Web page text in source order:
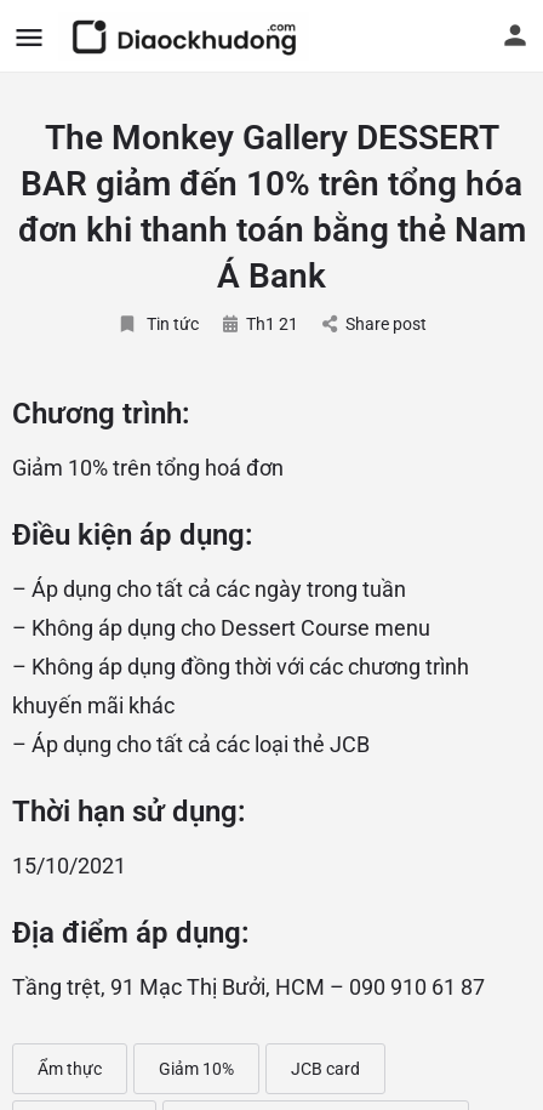
The Monkey Gallery DESSERT
BAR giảm đến 10% trên tổng hóa
đơn khi thanh toán bằng thẻ Nam
Á Bank
Tin tức Th1 21 Share post
Chương trình:
Giảm 10% trên tổng hoá đơn
Điều kiện áp dụng:
– Áp dụng cho tất cả các ngày trong tuần
– Không áp dụng cho Dessert Course menu
– Không áp dụng đồng thời với các chương trình
khuyến mãi khác
– Áp dụng cho tất cả các loại thẻ JCB
Thời hạn sử dụng:
15/10/2021
Địa điểm áp dụng:
Tầng trệt, 91 Mạc Thị Bưởi, HCM – 090 910 61 87
Ẩm thực Giảm 10% JCB card